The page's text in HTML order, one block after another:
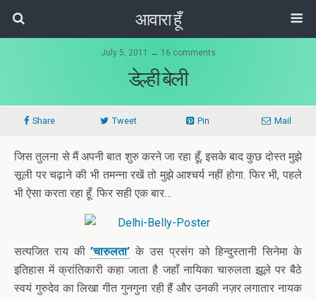
आवारा हूँ
July 5, 2011 ↔ 16 comments
डेल्ही बेली
Share Tweet Pin Mail
जिस तुलना से मैं अपनी बात शुरु करने जा रहा हूँ, इसके बाद कुछ दोस्त मुझे
सूली पर चढ़ाने की भी तमन्ना रखें तो मुझे आश्चर्य नहीं होगा. फिर भी, पहले
भी ऐसा करता रहा हूँ. फिर सही एक बार…
सत्यजित राय की’चारुलता’ के उस प्रसंग को हिन्दुस्तानी सिनेमा के
इतिहास में क्रांतिकारी कहा जाता है जहाँ नायिका चारुलता झूले पर बैठे
स्वयं गुरुदेव का लिखा गीत गुनगुना रही हैं और उनकी नज़र लगातार नायक